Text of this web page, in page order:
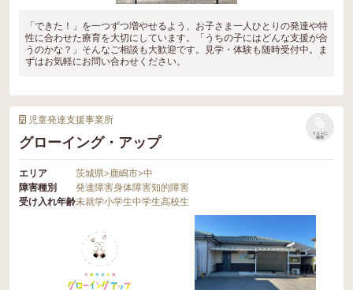
「できた！」を一つずつ増やせるよう、お子さま一人ひとりの発達や特
性に合わせた療育を大切にしています。「うちの子にはどんな支援が合
うのかな？」そんなご相談も大歓迎です。見学・体験も随時受付中。ま
ずはお気軽にお問い合わせください。
児童発達支援事業所
グローイング・アップ
リストに
保存
エリア 茨城県>鹿嶋市>中
障害種別
発達障害身体障害知的障害
受け入れ年齢未就学小学生中学生高校生